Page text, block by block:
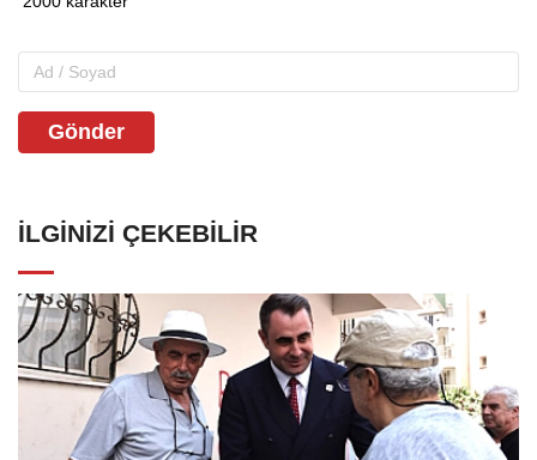
Gönder
İLGINIZI ÇEKEBILIR